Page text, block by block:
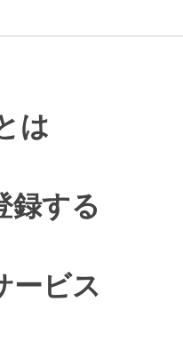
は
録する
ービス